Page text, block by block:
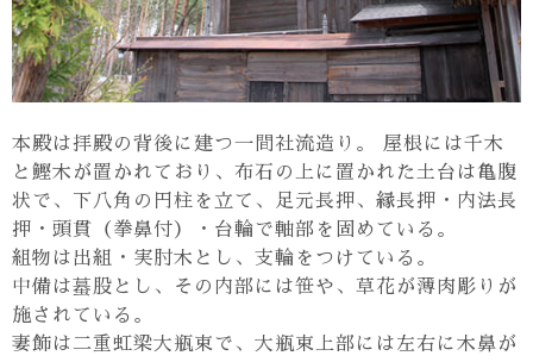
本殿は拝殿の背後に建つ一間社流造り。 屋根には千木
と鰹木が置かれており、布石の上に置かれた土台は亀腹
状で、下八角の円柱を立て、足元長押、縁長押・内法長
押・頭貫（拳鼻付）・台輪で軸部を固めている。
組物は出組・実肘木とし、支輪をつけている。
中備は蟇股とし、その内部には笹や、草花が薄肉彫りが
施されている。
妻飾は二重虹梁大瓶束で、大瓶束上部には左右に木鼻が